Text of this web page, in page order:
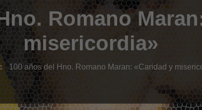
Romano
misericordia»
100 años del Hno. Romano Maran: «Caridad y